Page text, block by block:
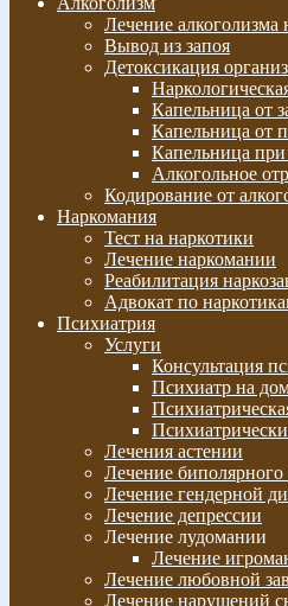
Лечение алкоголизма
Вывод из запоя
Детоксикация
Капельница от
Капельница от
Капельница при
Алкогольное
Кодирование от
Наркомания
Тест на наркотики
Лечение наркомании
Реабилитация
Адвокат по
Психиатрия
Услуги
Консультация
Психиатр на
Лечения астении
Лечение биполярного
Лечение гендерной
Лечение депрессии
Лечение лудомании
Лечение
Лечение любовной
Лечение нарушений